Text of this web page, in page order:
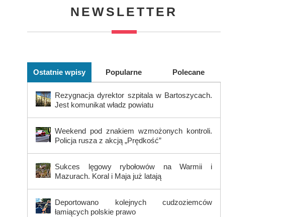
NEWSLETTER
Ostatnie wpisy Popularne Polecane
Rezygnacja dyrektor szpitala w Bartoszycach.
Jest komunikat władz powiatu
Weekend pod znakiem wzmożonych kontroli.
Policja rusza z akcją „Prędkość”
Sukces lęgowy rybołowów na Warmii i
Mazurach. Koral i Maja już latają
Deportowano kolejnych cudzoziemców
łamiących polskie prawo